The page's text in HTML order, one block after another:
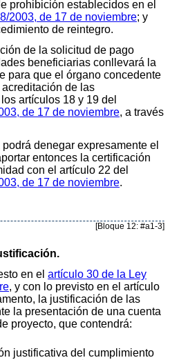
prohibición establecidos en el
2003, de 17 de noviembre; y
de reintegro.
de la solicitud de pago
beneficiarias conllevará la
para que el órgano concedente
de las
artículos 18 y 19 del
de 17 de noviembre, a través
denegar expresamente el
entonces la certificación
con el artículo 22 del
de 17 de noviembre.
[Bloque 12: #a1-3]
en el artículo 30 de la Ley
, y con lo previsto en el artículo
la justificación de las
la presentación de una cuenta
proyecto, que contendrá:
justificativa del cumplimiento